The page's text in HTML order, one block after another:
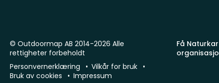
Få
© Outdoormap AB 2014-2026 Alle
rettigheter forbeholdt
Personvernerklæring
Vilkår for bruk
Bruk av cookies
Impressum